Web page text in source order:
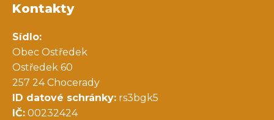
Kontakty
Sídlo:
Obec Ostředek
Ostředek 60
257 24 Chocerady
ID datové schránky: rs3bgk5
IČ: 00232424